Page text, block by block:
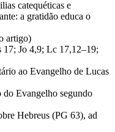
catequéticas e
a gratidão educa o
artigo)
17; Jo 4,9; Lc 17,12–19;
ao Evangelho de Lucas
Evangelho segundo
Hebreus (PG 63), ad